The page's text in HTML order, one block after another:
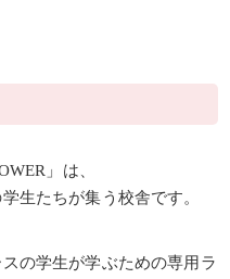
」は、
生たちが集う校舎です。
の学生が学ぶための専用ラ